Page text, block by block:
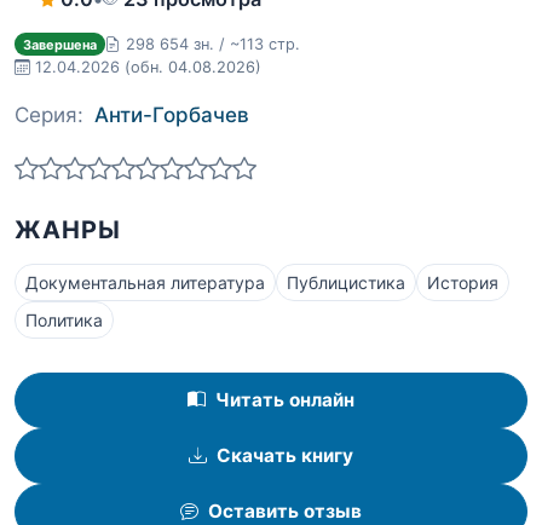
Завершена
298 654 зн. / ~113 стр.
12.04.2026 (обн. 04.08.2026)
Серия: Анти-Горбачев
ЖАНРЫ
Документальная литература Публицистика
История
Политика
Читать онлайн
Скачать книгу
Оставить отзыв